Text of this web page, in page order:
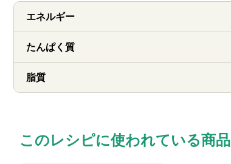
エネルギー
たんぱく質
脂質
このレシピに使われている商品